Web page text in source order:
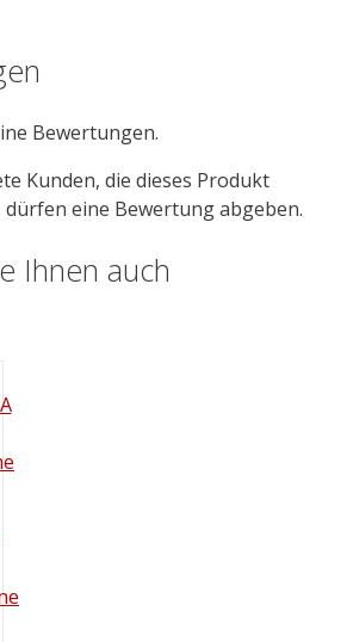
Bewertungen.
Kunden, die dieses Produkt
eine Bewertung abgeben.
Ihnen auch